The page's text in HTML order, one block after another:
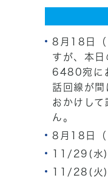
8月18日（
すが、本
6480宛に
話回線が間
おかけして
ん。
8月18日（
11/29(水)
11/28(火)